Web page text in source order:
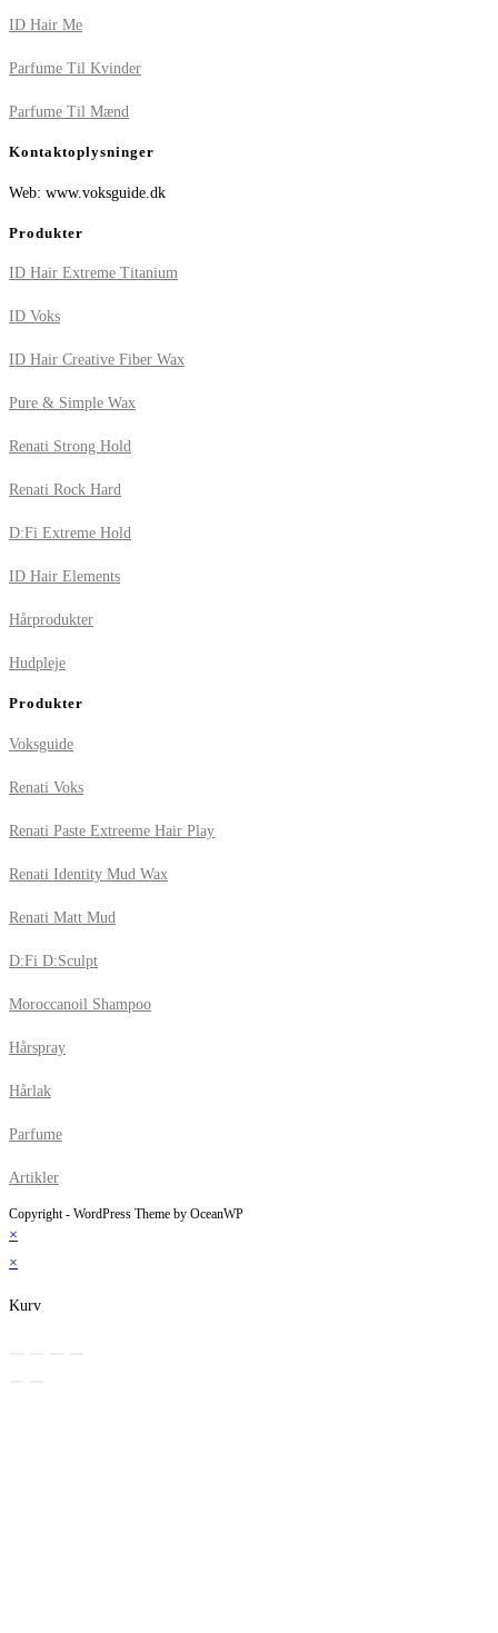
ID Hair Me
Parfume Til Kvinder
Parfume Til Mænd
Kontaktoplysninger
Web: www.voksguide.dk
Produkter
ID Hair Extreme Titanium
ID Voks
ID Hair Creative Fiber Wax
Pure & Simple Wax
Renati Strong Hold
Renati Rock Hard
D:Fi Extreme Hold
ID Hair Elements
Hårprodukter
Hudpleje
Produkter
Voksguide
Renati Voks
Renati Paste Extreeme Hair Play
Renati Identity Mud Wax
Renati Matt Mud
D:Fi D:Sculpt
Moroccanoil Shampoo
Hårspray
Hårlak
Parfume
Artikler
Copyright - WordPress Theme by OceanWP
×
×
Kurv